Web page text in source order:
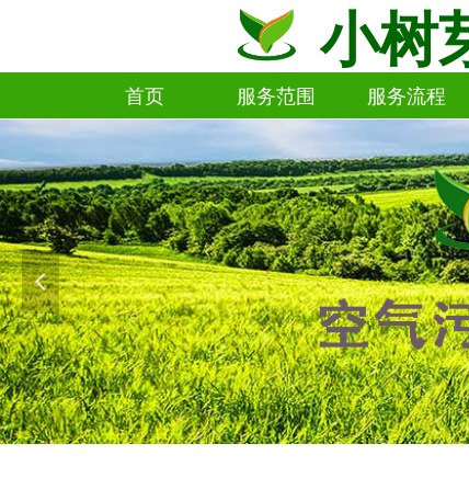
首页 服务范围
服务范围
服务流程
服务流程
小树
넳